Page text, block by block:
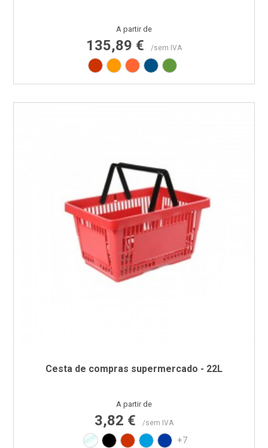
Preço
A partir de
135,89 € /sem IVA
Vermelho RAL3020
Amarelo RAL1003
Laranja RAL2008
Azul RAL5005
Verde RAL6018
Cesta de compras supermercado - 22L
Preço
A partir de
3,82 € /sem IVA
Transparente
Preto Vermelho RAL3020
Azul PAN 299C
Azul PAN 293C
+7